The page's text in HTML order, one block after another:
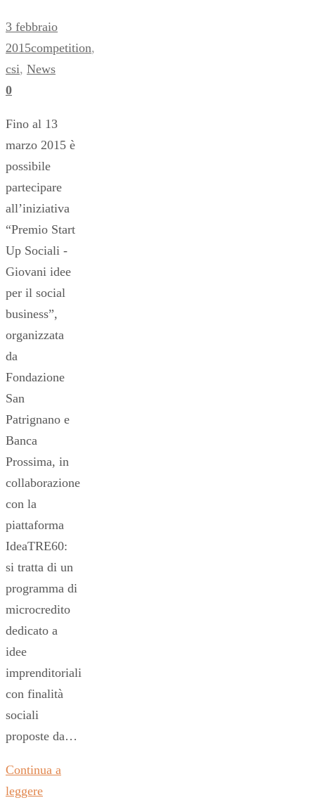
3 febbraio
2015competition,
csi, News
0
Fino al 13
marzo 2015 è
possibile
partecipare
all’iniziativa
“Premio Start
Up Sociali -
Giovani idee
per il social
business”,
organizzata
da
Fondazione
San
Patrignano e
Banca
Prossima, in
collaborazione
con la
piattaforma
IdeaTRE60:
si tratta di un
programma di
microcredito
dedicato a
idee
imprenditoriali
con finalità
sociali
proposte da…
Continua a
leggere